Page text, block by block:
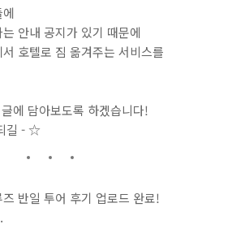
안내 공지가 있기 때문에
호텔로 짐 옮겨주는 서비스를
에 담아보도록 하겠습니다!
길 - ☆
반일 투어 후기 업로드 완료!